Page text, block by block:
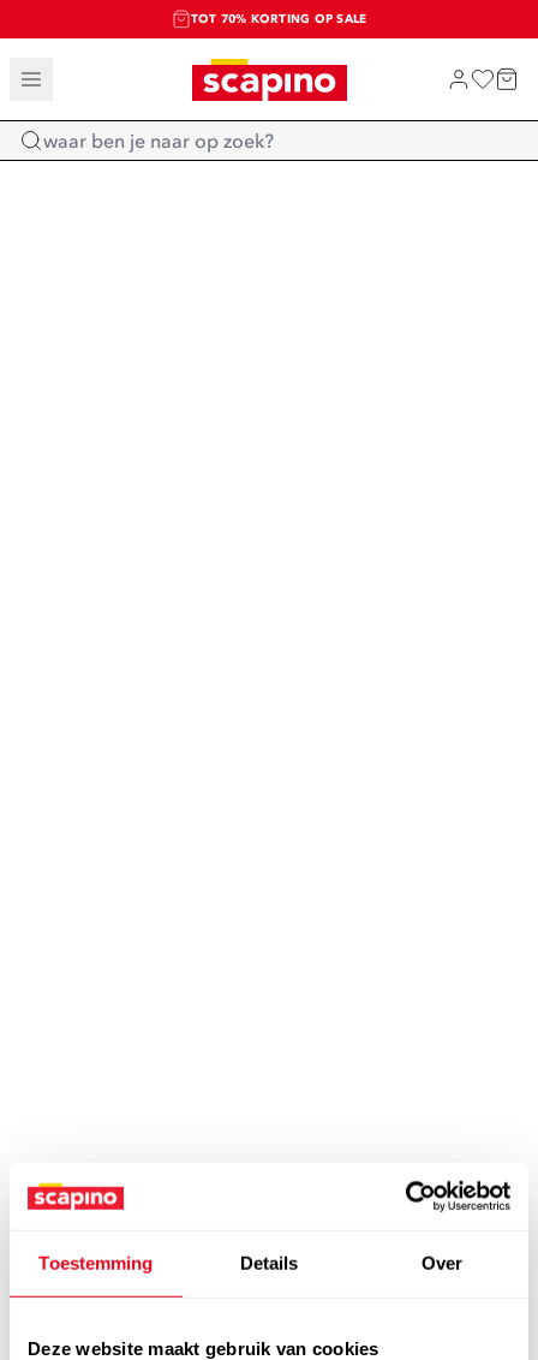
Toestemming Details Over
Deze website maakt gebruik van cookies
TOT 70% KORTING OP SALE
SALE: LAATSTE KANS!
SHOP NIEUW
Home